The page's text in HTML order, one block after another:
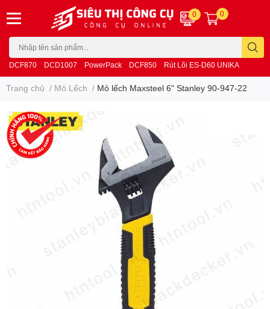
DCF870 DCD1007 PowerPack DCF850 Rút Lõi ES-D60 UNIKA
0 0
Trang chủ / Mỏ Lếch / Mỏ lếch Maxsteel 6" Stanley 90-947-22